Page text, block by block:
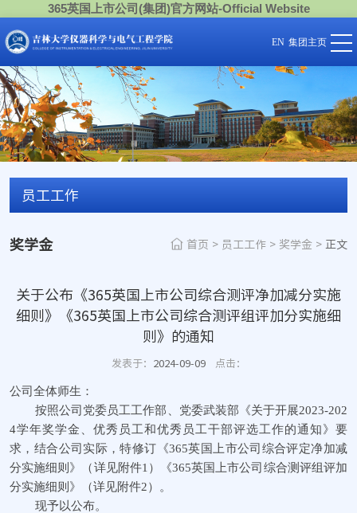
365英国上市公司(集团)官方网站-Official Website
EN 集团主页
员工工作
奖学金 首页 > 员工工作 > 奖学金 > 正文
关于公布《365英国上市公司综合测评净加减分实施
细则》《365英国上市公司综合测评组评加分实施细
则》的通知
发表于： 2024-09-09 点击：
公司全体师生：
按照公司党委员工工作部、党委武装部《关于开展2023-202
4学年奖学金、优秀员工和优秀员工干部评选工作的通知》要
求，结合公司实际，特修订《365英国上市公司综合评定净加减
分实施细则》（详见附件1）《365英国上市公司综合测评组评加
分实施细则》（详见附件2）。
现予以公布。